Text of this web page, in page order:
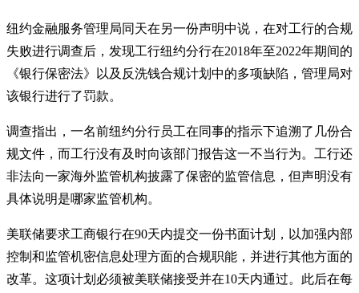
纽约金融服务管理局同天在另一份声明中说，在对工行的合规
失败进行调查后，发现工行纽约分行在2018年至2022年期间的
《银行保密法》以及反洗钱合规计划中的多项缺陷，管理局对
该银行进行了罚款。
调查指出，一名前纽约分行员工在同事的指示下追溯了几份合
规文件，而工行没有及时向该部门报告这一不当行为。工行还
非法向一家海外监管机构披露了保密的监管信息，但声明没有
具体说明是哪家监管机构。
美联储要求工商银行在90天内提交一份书面计划，以加强内部
控制和监管机密信息处理方面的合规职能，并进行其他方面的
改革。这项计划必须被美联储接受并在10天内通过。此后在每